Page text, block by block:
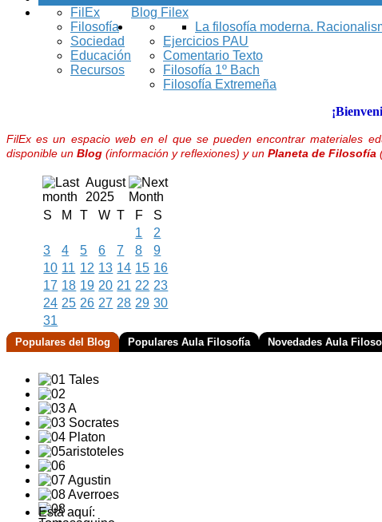
Blog Filex
FilEx
Filosofía
Sociedad
Educación
Recursos
La filosofía moderna.
Ejercicios PAU
Comentario Texto
Filosofía 1º Bach
Filosofía Extremeña
FilEx es un espacio web en el que se pueden encontrar materiales
disponible un Blog (información y reflexiones) y un Planeta de Filosofía
August
2025
S
M T W T F
S
1
2
3
4 5 6 7 8
9
10 11 12 13 14 15 16
17 18 19 20 21 22 23
24 25 26 27 28 29 30
31
Populares del Blog Populares Aula Filosofía Novedades Aula
Está aquí: